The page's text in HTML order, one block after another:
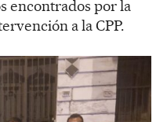
encontrados por la
a la CPP.